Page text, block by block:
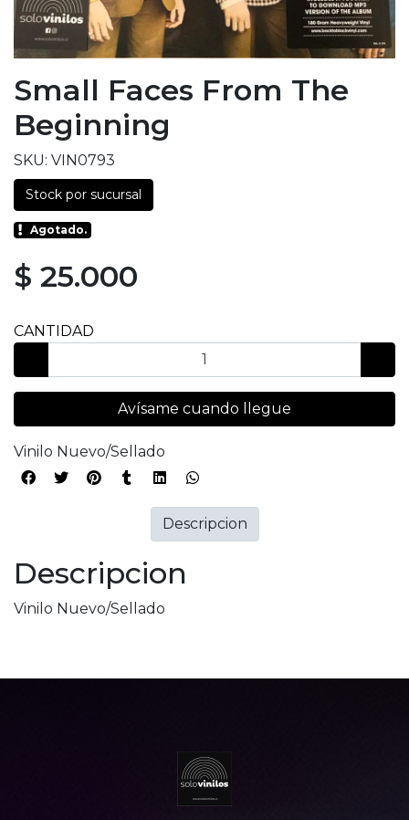
Small Faces From The
Beginning
SKU: VIN0793
Stock por sucursal
Agotado.
$ 25.000
CANTIDAD
Avísame cuando llegue
Vinilo Nuevo/Sellado
Descripcion
Vinilo Nuevo/Sellado
Descripcion